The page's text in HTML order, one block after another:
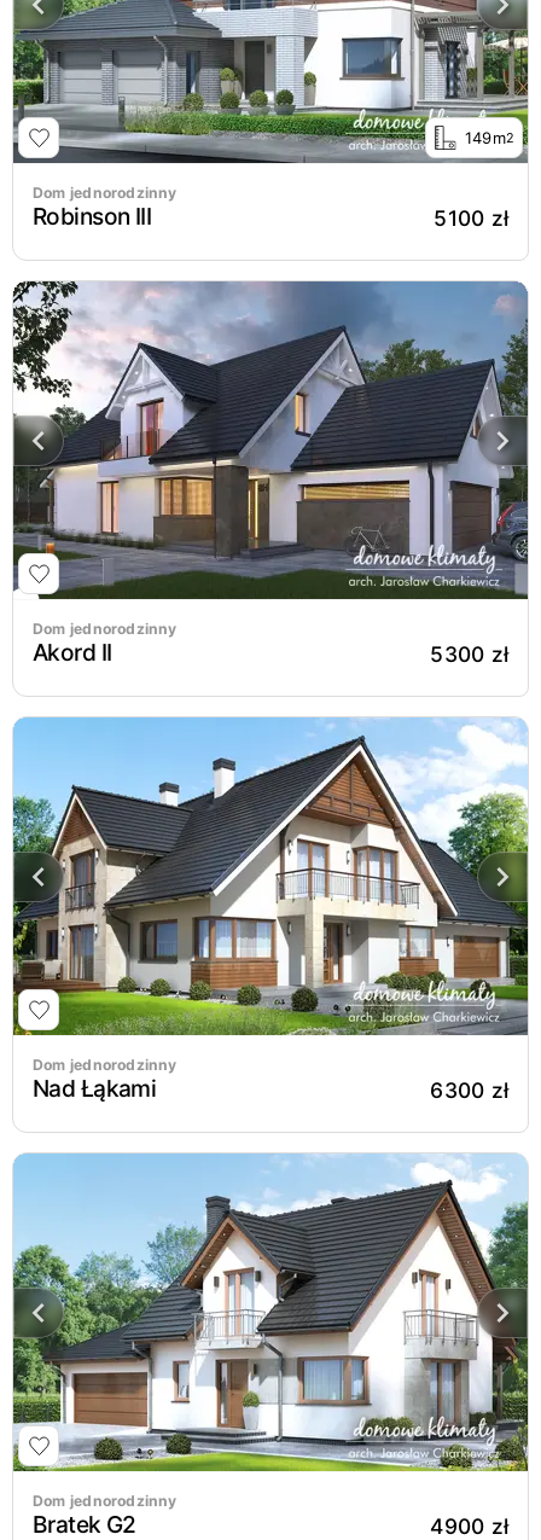
149m2
Dom jednorodzinny
Robinson III 5100 zł
Dom jednorodzinny
Akord II 5300 zł
Dom jednorodzinny
Nad Łąkami 6300 zł
Dom jednorodzinny
Bratek G2 4900 zł